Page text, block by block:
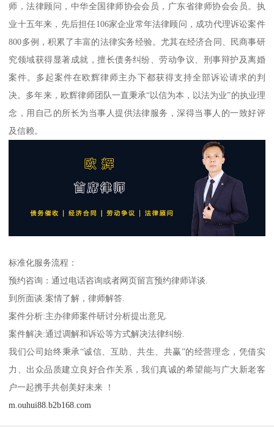
师，法律顾问，中华全国律师协会会员，广东省律师协会会员。执
业十五年来，先后担任106家企业常年法律顾问，成功代理诉讼案件
800多例，积累了丰富的法律实务经验。尤其在经济合同、民商事研
究领域获得显著成就，擅长债务纠纷、劳动争议、刑事辩护及离婚
案件。多起案件在欧辉律师主办下都获得支持全部诉讼请求的判
决。多年来，欧辉律师团队一直秉承“以信为本，以法为业”的执业理
念，用自己的所长为当事人提供法律服务，深得当事人的一致好评
及信赖。
标准化服务流程：
预约咨询：通过电话咨询或者网页留言预约律师详谈.
到所面谈:案情了解，律师解答.
案件分析:主办律师案件研讨分析提出意见.
案件解决:通过调解和诉讼等方式解决法律纠纷.
我们公司始终秉承“诚信、互助、共生、共赢”的经营理念，凭借实
力、出众品质建立良好合作关系，我们真诚的希望能与广大新老客
户一起携手共创美好未来 ！
m.ouhui88.b2b168.com